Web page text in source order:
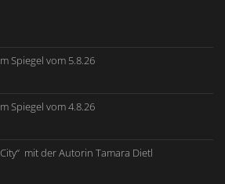
Spiegel vom 5.8.26
Spiegel vom 4.8.26
mit der Autorin Tamara Dietl